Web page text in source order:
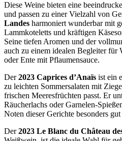
Diese Weine bieten eine
und passen zu einer Vielzahl von
Landes harmoniert wunderbar mit
Lammkoteletts und kräftigen
Seine tiefen Aromen und der
auch zu einem idealen Begleiter
oder Ente mit Pflaumensauce.
Der2023 Caprices d’Anaïs ist ein
zu leichten Sommersalaten mit
frischen Meeresfrüchten passt. Er
Räucherlachs oder Garnelen-
Noten dieser Gerichte besonders
Der2023 Le Blanc du Château